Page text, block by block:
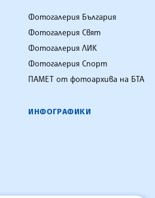
Фотогалерия България
Фотогалерия Свят
Фотогалерия ЛИК
Фотогалерия Спорт
ПАМЕТ от фотоархива на БТА
ИНФОГРАФИКИ